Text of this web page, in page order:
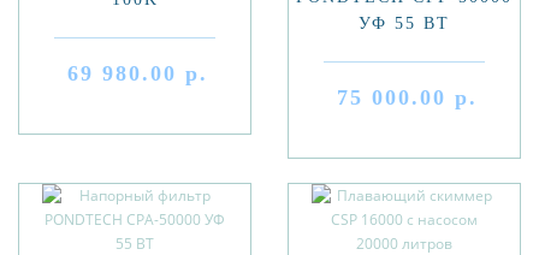
69 980.00 р.
УФ 55 ВТ
75 000.00 р.